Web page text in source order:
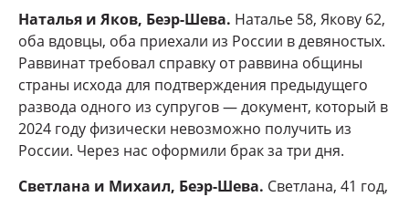
Наталья и Яков, Беэр-Шева. Наталье 58, Якову 62,
оба вдовцы, оба приехали из России в девяностых.
Раввинат требовал справку от раввина общины
страны исхода для подтверждения предыдущего
развода одного из супругов — документ, который в
2024 году физически невозможно получить из
России. Через нас оформили брак за три дня.
Светлана и Михаил, Беэр-Шева. Светлана, 41 год,